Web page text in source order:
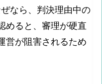
なら、判決理由中の
めると、審理が硬直
営が阻害されるため